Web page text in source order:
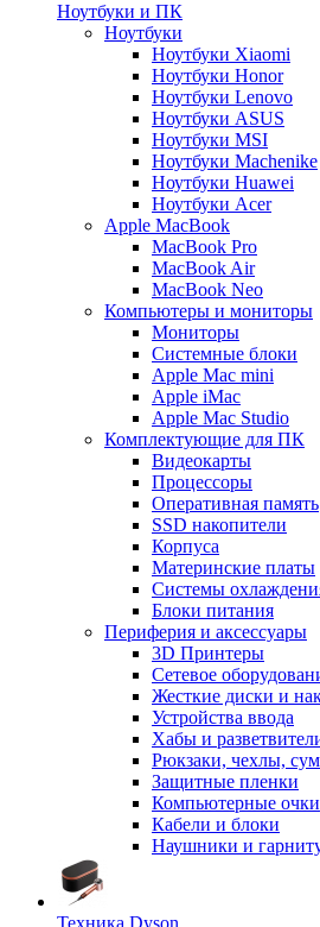
Ноутбуки и ПК
Ноутбуки
Ноутбуки Xiaomi
Ноутбуки Honor
Ноутбуки Lenovo
Ноутбуки ASUS
Ноутбуки MSI
Ноутбуки Machenike
Ноутбуки Huawei
Ноутбуки Acer
Apple MacBook
MacBook Pro
MacBook Air
MacBook Neo
Компьютеры и мониторы
Мониторы
Системные блоки
Apple Mac mini
Apple iMac
Apple Mac Studio
Комплектующие для ПК
Видеокарты
Процессоры
Оперативная память
SSD накопители
Корпуса
Материнские платы
Системы
Блоки питания
Периферия и аксессуары
3D Принтеры
Сетевое
Жесткие диски и
Устройства ввода
Хабы и
Рюкзаки, чехлы,
Защитные пленки
Компьютерные очки
Кабели и блоки
Наушники и
Техника Dyson